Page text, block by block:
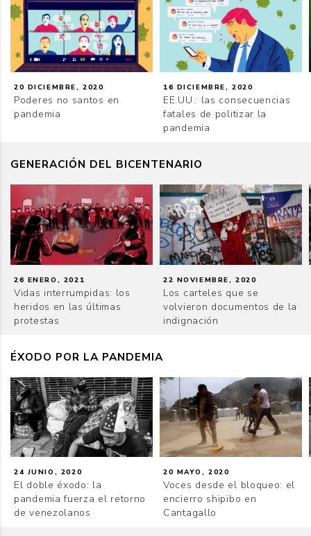
20 DICIEMBRE, 2020
Poderes no santos en
pandemia
16 DICIEMBRE, 2020
EE.UU.: las consecuencias
fatales de politizar la
pandemia
GENERACIÓN DEL BICENTENARIO
26 ENERO, 2021
Vidas interrumpidas: los
heridos en las últimas
protestas
22 NOVIEMBRE, 2020
Los carteles que se
volvieron documentos de la
indignación
ÉXODO POR LA PANDEMIA
24 JUNIO, 2020
El doble éxodo: la
pandemia fuerza el retorno
de venezolanos
20 MAYO, 2020
Voces desde el bloqueo: el
encierro shipibo en
Cantagallo